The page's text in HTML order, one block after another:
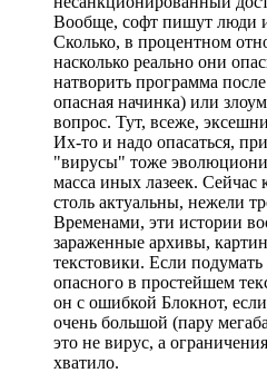
Вообще, софт пишут люди
Сколько, в процентном
насколько реально они
натворить программа
опасная начинка) или
вопрос. Тут, всеже,
Их-то и надо опасаться,
"вирусы" тоже
масса иных лазеек. Сейчас
столь актуальны, нежели
Временами, эти истории
зараженные архивы,
текстовики. Если
опасного в простейшем
он с ошибкой Блокнот,
очень большой (пару
это не вирус, а
хватило.